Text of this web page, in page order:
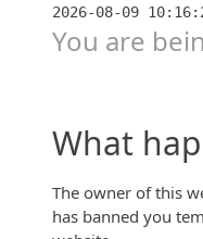
【ナカハラ】